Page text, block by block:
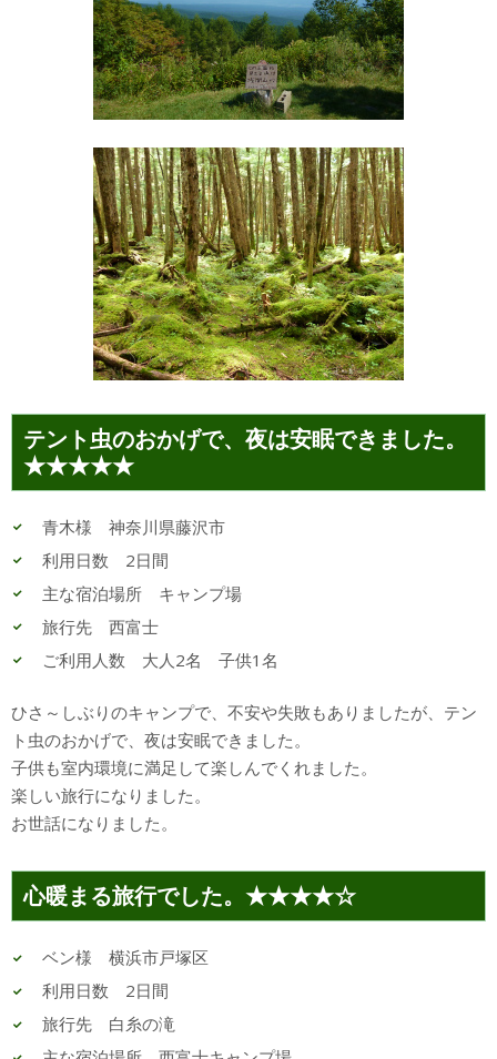
テント虫のおかげで、夜は安眠できました。
★★★★★
青木様 神奈川県藤沢市
利用日数 2日間
主な宿泊場所 キャンプ場
旅行先 西富士
ご利用人数 大人2名 子供1名
ひさ～しぶりのキャンプで、不安や失敗もありましたが、テン
ト虫のおかげで、夜は安眠できました。
子供も室内環境に満足して楽しんでくれました。
楽しい旅行になりました。
お世話になりました。
心暖まる旅行でした。★★★★☆
ベン様 横浜市戸塚区
利用日数 2日間
旅行先 白糸の滝